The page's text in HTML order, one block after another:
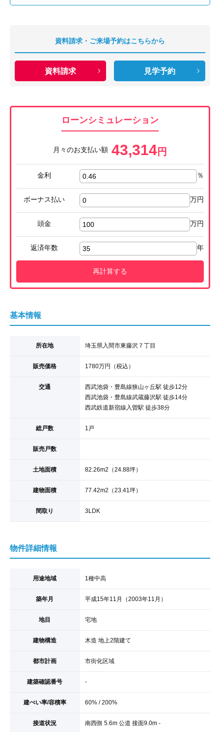
資料請求・ご来場予約はこちらから
資料請求 見学予約
ローンシミュレーション
月々のお支払い額 43,314円
金利 ％
ボーナス払い 万円
頭金 万円
返済年数 年
再計算する
基本情報
所在地 埼玉県入間市東藤沢７丁目
販売価格 1780万円 （税込）
交通 西武池袋・豊島線狭山ヶ丘駅 徒歩12分
西武池袋・豊島線武蔵藤沢駅 徒歩14分
西武鉄道新宿線 入曽駅 徒歩38分
総戸数 1戸
販売戸数
土地面積 82.26m2 （24.88坪）
建物面積 77.42m2 （23.41坪）
間取り 3LDK
物件詳細情報
用途地域 1種中高
築年月 平成15年11月（2003年11月）
地目 宅地
建物構造 木造 地上2階建て
都市計画 市街化区域
建築確認番号 -
建ぺい率/容積率 60% / 200%
接道状況 南西側 5.6m 公道 接面9.0m -